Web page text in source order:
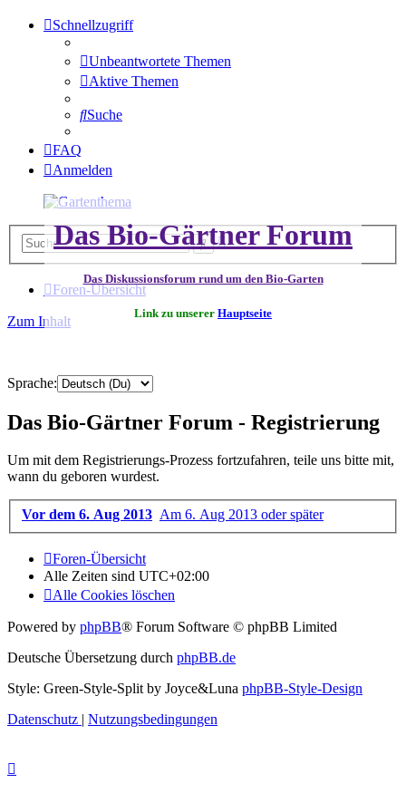
Schnellzugriff
Unbeantwortete Themen
Aktive Themen
Suche
FAQ
Anmelden
Das Bio-Gärtner Forum
Das Diskussionsforum rund um den Bio-Garten
Link zu unserer Hauptseite
SucheErweiterte
Foren-Übersicht
Zum Inhalt
Sprache:
Das Bio-Gärtner Forum - Registrierung
Um mit dem Registrierungs-Prozess fortzufahren, teile uns bitte mit,
wann du geboren wurdest.
Vor dem 6. Aug 2013 Am 6. Aug 2013 oder später
Foren-Übersicht
Alle Zeiten sind UTC+02:00
Alle Cookies löschen
Powered by phpBB® Forum Software © phpBB Limited
Deutsche Übersetzung durch phpBB.de
Style: Green-Style-Split by Joyce&Luna phpBB-Style-Design
Datenschutz | Nutzungsbedingungen